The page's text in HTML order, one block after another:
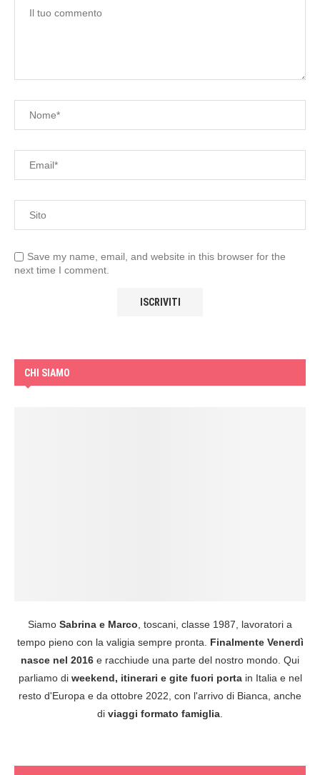
Save my name, email, and website in this browser for the
next time I comment.
CHI SIAMO
Siamo Sabrina e Marco, toscani, classe 1987, lavoratori a
tempo pieno con la valigia sempre pronta. Finalmente Venerdì
nasce nel 2016 e racchiude una parte del nostro mondo. Qui
parliamo di weekend, itinerari e gite fuori portain Italia e nel
resto d'Europa e da ottobre 2022, con l'arrivo di Bianca, anche
di viaggi formato famiglia.